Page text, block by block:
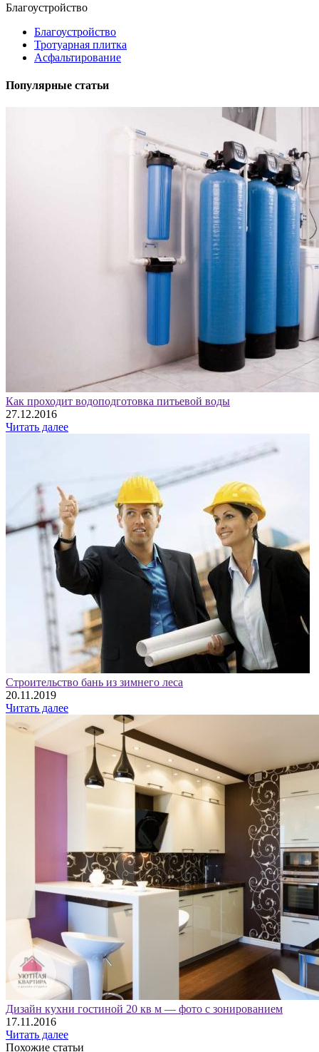
Благоустройство
Благоустройство
Тротуарная плитка
Асфальтирование
Популярные статьи
Как проходит водоподготовка питьевой воды
27.12.2016
Читать далее
Строительство бань из зимнего леса
20.11.2019
Читать далее
Дизайн кухни гостиной 20 кв м — фото с зонированием
17.11.2016
Читать далее
Похожие статьи